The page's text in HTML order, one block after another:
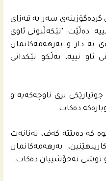
گردەگۆزینەی سەر بە قەزای
دەڵێت: "تێکەڵبونی ئاوی
بە دار و بەرهەمەکانمان
ئاو نییە، بەڵکو تێکدانی
تری ناوچەکەیە و
دەکات.
کە دەبێتە کەف، تەنانەت
بەرهەمەکانمان
توشی نەخۆشییان دەکات.